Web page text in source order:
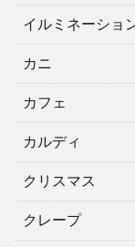
イルミネーショ
カニ
カフェ
カルディ
クリスマス
クレープ